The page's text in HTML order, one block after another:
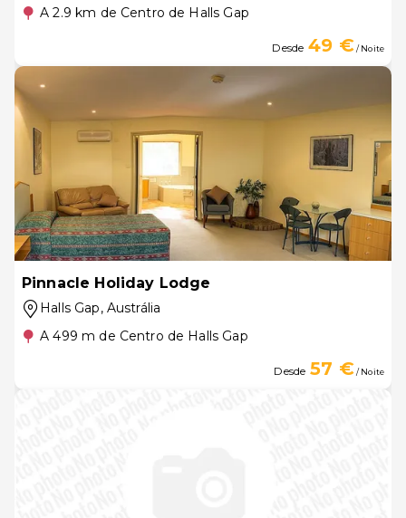
A 2.9 km de Centro de Halls Gap
Desde 49 €/ Noite
Pinnacle Holiday Lodge
Halls Gap, Austrália
A 499 m de Centro de Halls Gap
Desde 57 €/ Noite